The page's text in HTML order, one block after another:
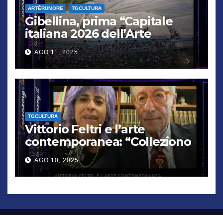
ARTÈRUMORE TGCULTURA
Gibellina, prima “Capitale
italiana 2026 dell’Arte
contemporanea”
AGO 11, 2025
TGCULTURA
Vittorio Feltri e l’arte
contemporanea: “Colleziono
De Chirico. Cattelan? Un
genio”
AGO 10, 2025